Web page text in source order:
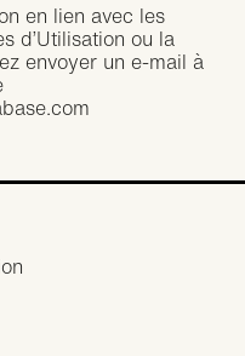
en lien avec les
d’Utilisation ou la
envoyer un e-mail à